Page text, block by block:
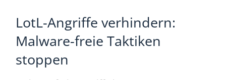
LotL-Angriffe verhindern:
Malware-freie Taktiken
stoppen